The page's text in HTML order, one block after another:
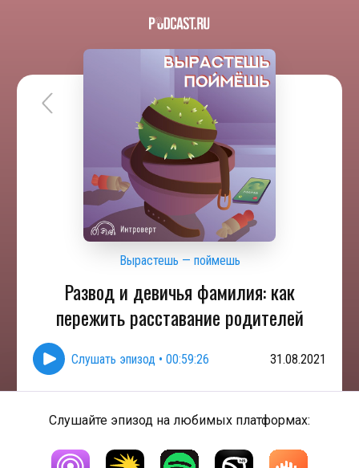
Вырастешь — поймешь
Развод и девичья фамилия: как
пережить расставание родителей
Слушать эпизод • 00:59:26 31.08.2021
Слушайте эпизод на любимых платформах: